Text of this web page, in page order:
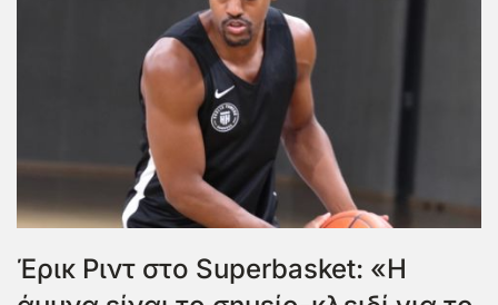
Έρικ Ριντ στο Superbasket: «Η